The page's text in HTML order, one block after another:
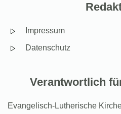
Impressum
Datenschutz
Verantwortlich
Evangelisch-Lutherische